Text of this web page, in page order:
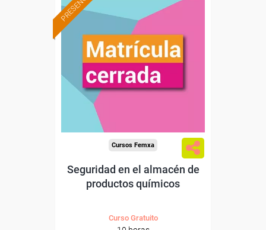
Cursos Femxa
Seguridad en el almacén de
productos químicos
Curso Gratuito